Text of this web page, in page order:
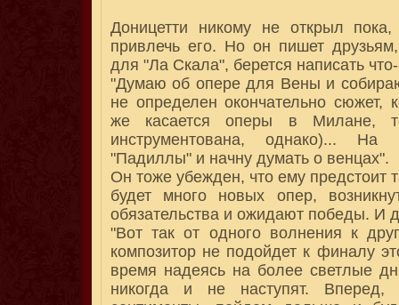
Доницетти никому не открыл
привлечь его. Но он пишет
для "Ла Скала", берется написать
"Думаю об опере для Вены и
не определен окончательно сюжет,
же касается оперы в Милане,
инструментована, однако)...
"Падиллы" и начну думать о венцах".
Он тоже убежден, что ему предстоит
будет много новых опер,
обязательства и ожидают победы. И
"Вот так от одного волнения к
композитор не подойдет к финалу
время надеясь на более светлые
никогда и не наступят.